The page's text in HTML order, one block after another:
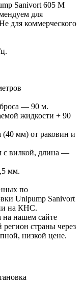
Sanivort 605 M
для
для коммерческого
— 90 м.
жидкости + 90
(40 мм) от раковин и
с вилкой, длина —
мм.
по
Unipump Sanivort
на КНС.
на нашем сайте
страны через
низкой цене.